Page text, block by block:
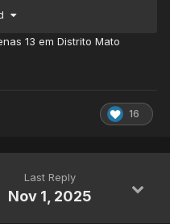
13 em Distrito Mato
16
Last Reply
Nov 1, 2025